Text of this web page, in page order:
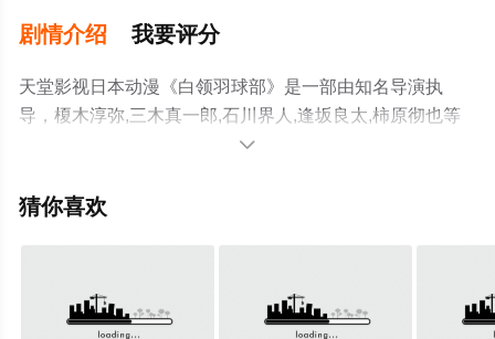
剧情介绍 我要评分
天堂影视日本动漫《白领羽球部》是一部由知名导演执
导，榎木淳弥,三木真一郎,石川界人,逢坂良太,柿原彻也等
明星精彩演绎的日本动漫，大结局剧情已揭晓（全12
电影网，更多相关信息可移步至豆瓣动漫、电视猫或剧情

猜你喜欢